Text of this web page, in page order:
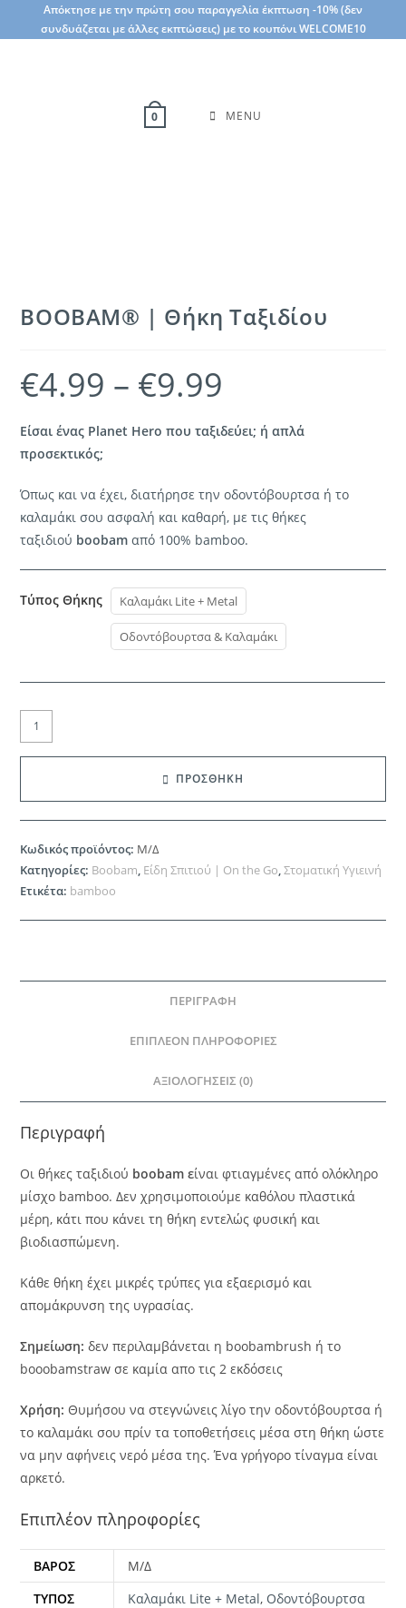
Απόκτησε με την πρώτη σου παραγγελία έκπτωση -10% (δεν
συνδυάζεται με άλλες εκπτώσεις) με το κουπόνι WELCOME10
0 MENU
BOOBAM® | Θήκη Ταξιδίου
€4.99 – €9.99
€9.99
Είσαι ένας Planet Hero που ταξιδεύει; ή απλά
προσεκτικός;
Όπως και να έχει, διατήρησε την οδοντόβουρτσα ή το
καλαμάκι σου ασφαλή και καθαρή, με τις θήκες
ταξιδιού boobam από 100% bamboo.
Τύπος Θήκης Καλαμάκι Lite + Metal
Οδοντόβουρτσα & Καλαμάκι
BOOBAM®
|
ΠΡΟΣΘΗΚΗ
Κωδικός προϊόντος: Μ/Δ
Κατηγορίες: Boobam, Είδη Σπιτιού | On the Go,Στοματική Υγιεινή
Ετικέτα: bamboo
ΠΕΡΙΓΡΑΦΉ
ΕΠΙΠΛΈΟΝ ΠΛΗΡΟΦΟΡΊΕΣ
ΑΞΙΟΛΟΓΉΣΕΙΣ (0)
Περιγραφή
Οι θήκες ταξιδιού boobam είναι φτιαγμένες από ολόκληρο
μίσχο bamboo. Δεν χρησιμοποιούμε καθόλου πλαστικά
μέρη, κάτι που κάνει τη θήκη εντελώς φυσική και
βιοδιασπώμενη.
Κάθε θήκη έχει μικρές τρύπες για εξαερισμό και
απομάκρυνση της υγρασίας.
Σημείωση:δεν περιλαμβάνεται η boobambrush ή το
booobamstraw σε καμία απο τις 2 εκδόσεις
Χρήση: Θυμήσου να στεγνώνεις λίγο την οδοντόβουρτσα ή
το καλαμάκι σου πρίν τα τοποθετήσεις μέσα στη θήκη ώστε
να μην αφήνεις νερό μέσα της. Ένα γρήγορο τίναγμα είναι
αρκετό.
Επιπλέον πληροφορίες
ΒΆΡΟΣ
Μ/Δ
ΤΎΠΟΣ
Καλαμάκι Lite + Metal, Οδοντόβουρτσα